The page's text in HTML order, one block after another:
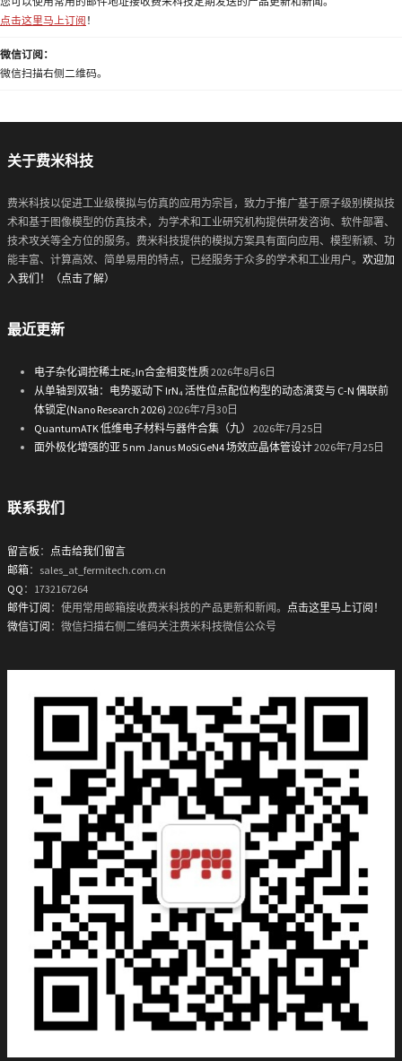
点击这里马上订阅 ！
微信订阅：
微信扫描右侧二维码。
关于费米科技
费米科技以促进工业级模拟与仿真的应用为宗旨，致力于推广基于原子级别模拟技
术和基于图像模型的仿真技术，为学术和工业研究机构提供研发咨询、软件部署、
技术攻关等全方位的服务。费米科技提供的模拟方案具有面向应用、模型新颖、功
能丰富、计算高效、简单易用的特点，已经服务于众多的学术和工业用户。 欢迎加
入我们！（点击了解）
最近更新
电子杂化调控稀土RE₂In合金相变性质2026年8月6日
从单轴到双轴：电势驱动下 IrN₄ 活性位点配位构型的动态演变与 C-N 偶联前
体锁定(Nano Research 2026) 2026年7月30日
QuantumATK 低维电子材料与器件合集（九）
2026年7月25日
面外极化增强的亚 5 nm Janus MoSiGeN4 场效应晶体管设计2026年7月25日
联系我们
留言板 ： 点击给我们留言
邮箱：sales_at_fermitech.com.cn
QQ ：1732167264
邮件订阅 ：使用常用邮箱接收费米科技的产品更新和新闻。 点击这里马上订阅！
微信订阅 ：微信扫描右侧二维码关注费米科技微信公众号